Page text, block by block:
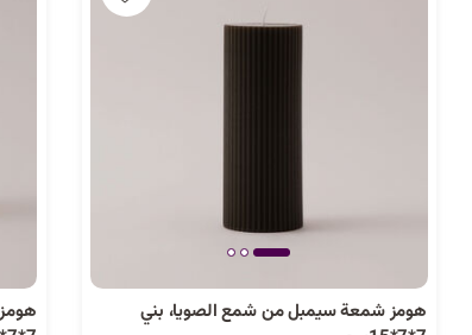
هومز شمعة سيمبل من شمع الصويا، بني